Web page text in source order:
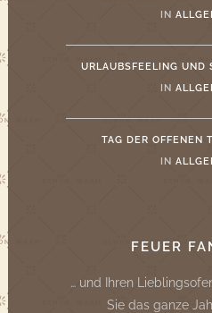
IN
URLAUBSFEELING UND
IN
TAG DER OFFENEN
IN
FEUER
… und Ihren
Sie das ganze